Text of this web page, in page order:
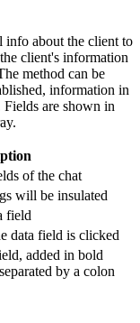
info about the client to
client's information
method can be
information in
are shown in
of the chat
will be insulated
field
data field is clicked
added in bold
by a colon